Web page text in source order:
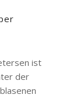
ist
der